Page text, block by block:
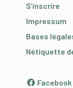
S’inscrire
Impressum
Bases
Nétiquette
Facebook